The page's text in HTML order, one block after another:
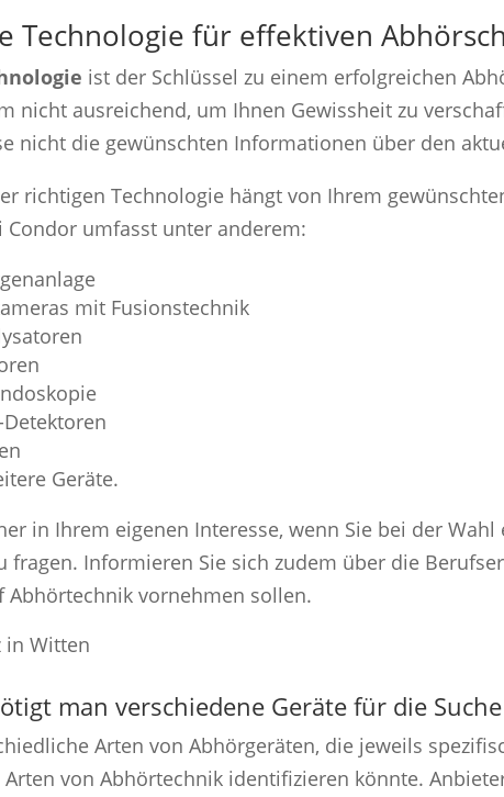
Technologie für effektiven
ist der Schlüssel zu einem erfolgreichen
nicht ausreichend, um Ihnen Gewissheit zu
nicht die gewünschten Informationen über den
richtigen Technologie hängt von Ihrem
Condor umfasst unter anderem:
mit Fusionstechnik
Geräte.
in Ihrem eigenen Interesse, wenn Sie bei der
fragen. Informieren Sie sich zudem über die
Abhörtechnik vornehmen sollen.
man verschiedene Geräte für die
Arten von Abhörgeräten, die jeweils
Arten von Abhörtechnik identifizieren könnte.